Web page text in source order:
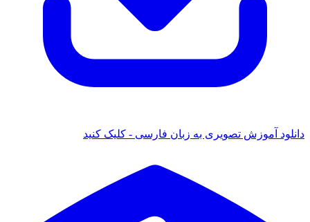
دانلود آموزش تصویری به زبان فارسی - کلیک کنید